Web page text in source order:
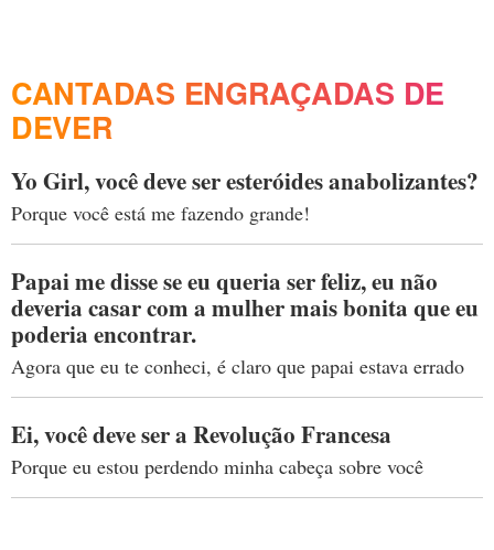
CANTADAS ENGRAÇADAS DE
DEVER
Yo Girl, você deve ser esteróides anabolizantes?
Porque você está me fazendo grande!
Papai me disse se eu queria ser feliz, eu não
deveria casar com a mulher mais bonita que eu
poderia encontrar.
Agora que eu te conheci, é claro que papai estava errado
Ei, você deve ser a Revolução Francesa
Porque eu estou perdendo minha cabeça sobre você